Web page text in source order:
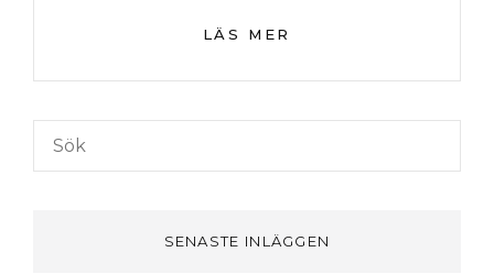
LÄS MER
SOMMARENS
PROJEKT!
Sök
SENASTE INLÄGGEN